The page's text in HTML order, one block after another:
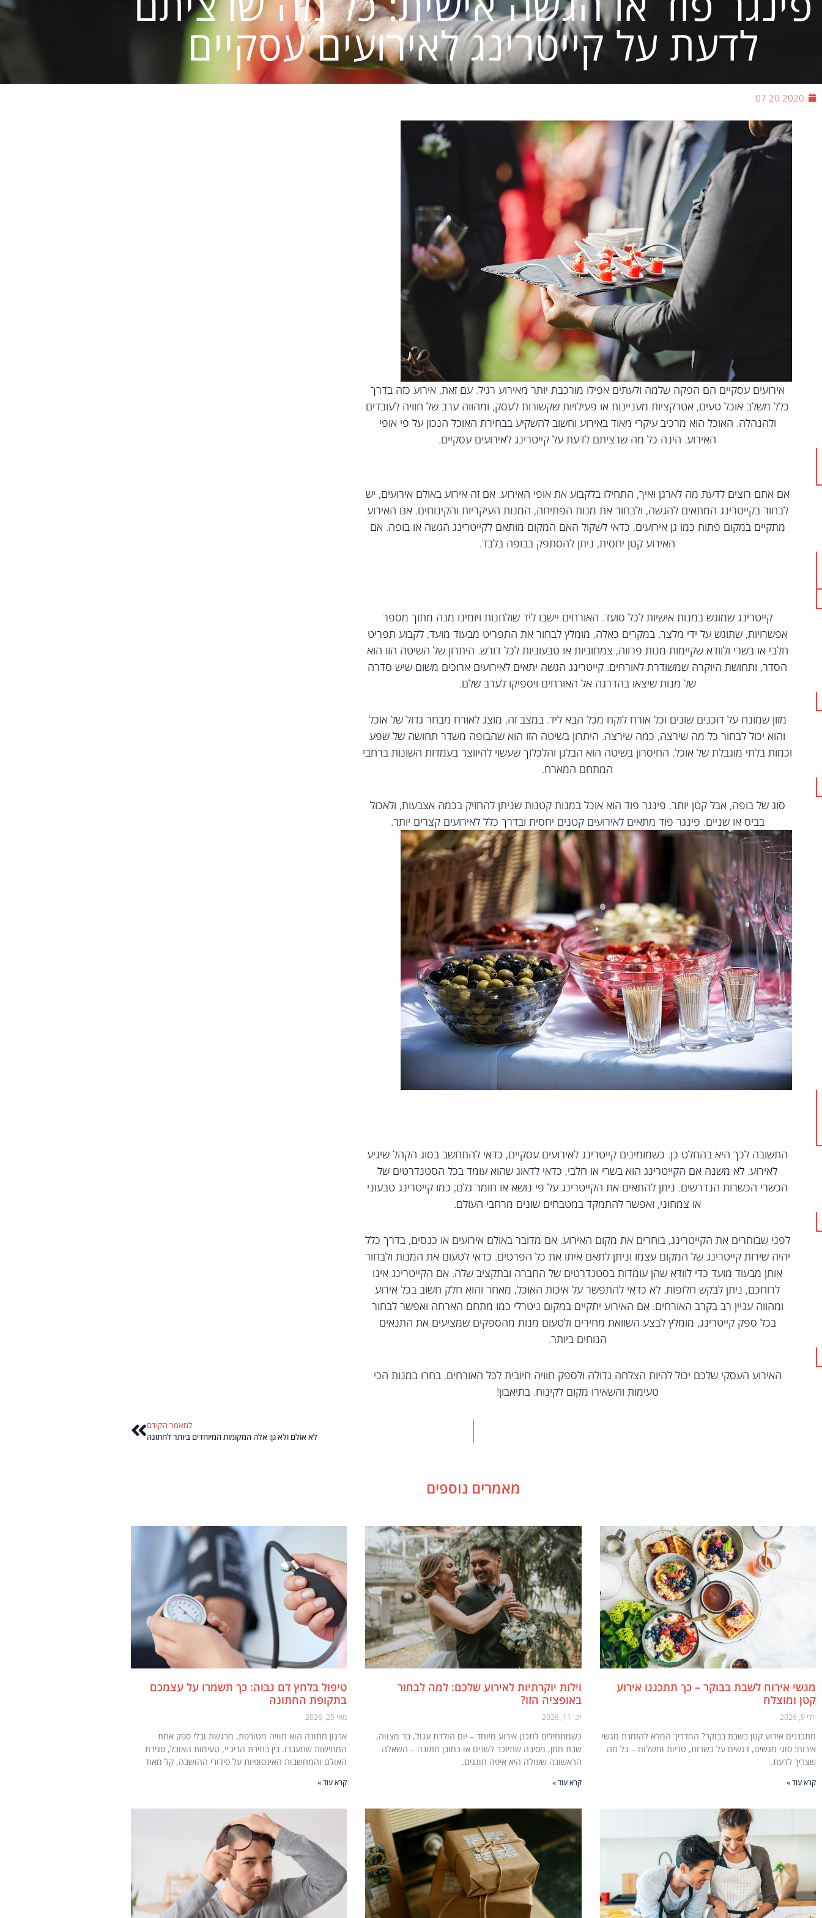
לדעת על קייטרינג לאירועים עסקיים
2020 20 07
אירועים עסקיים הם הפקה שלמה ולעתים אפילו מורכבת יותר מאירוע רגיל. עם זאת, אירוע כזה בדרך
כלל משלב אוכל טעים, אטרקציות מעניינות או פעילויות שקשורות לעסק, ומהווה ערב של חוויה לעובדים
ולהנהלה. האוכל הוא מרכיב עיקרי מאוד באירוע וחשוב להשקיע בבחירת האוכל הנכון על פי אופי
האירוע. הינה כל מה שרציתם לדעת על קייטרינג לאירועים עסקיים.
אם אתם רוצים לדעת מה לארגן ואיך, התחילו בלקבוע את אופי האירוע. אם זה אירוע באולם אירועים, יש
לבחור בקייטרינג המתאים להגשה, ולבחור את מנות הפתיחה, המנות העיקריות והקינוחים. אם האירוע
מתקיים במקום פתוח כמו גן אירועים, כדאי לשקול האם המקום מותאם לקייטרינג הגשה או בופה. אם
האירוע קטן יחסית, ניתן להסתפק בבופה בלבד.
קייטרינג שמוגש במנות אישיות לכל סועד. האורחים יישבו ליד שולחנות ויזמינו מנה מתוך מספר
אפשרויות, שתוגש על ידי מלצר. במקרים כאלה, מומלץ לבחור את התפריט מבעוד מועד, לקבוע תפריט
חלבי או בשרי ולוודא שקיימות מנות פרווה, צמחוניות או טבעוניות לכל דורש. היתרון של השיטה הזו הוא
הסדר, ותחושת היוקרה שמשודרת לאורחים. קייטרינג הגשה יתאים לאירועים ארוכים משום שיש סדרה
של מנות שיצאו בהדרגה אל האורחים ויספיקו לערב שלם.
מזון שמונח על דוכנים שונים וכל אורח לוקח מכל הבא ליד. במצב זה, מוצג לאורח מבחר גדול של אוכל
והוא יכול לבחור כל מה שירצה, כמה שירצה. היתרון בשיטה הזו הוא שהבופה משדר תחושה של שפע
וכמות בלתי מוגבלת של אוכל. החיסרון בשיטה הוא הבלגן והלכלוך שעשוי להיווצר בעמדות השונות ברחבי
המתחם המארח.
סוג של בופה, אבל קטן יותר. פינגר פוד הוא אוכל במנות קטנות שניתן להחזיק בכמה אצבעות, ולאכול
בביס או שניים. פינגר פוד מתאים לאירועים קטנים יחסית ובדרך כלל לאירועים קצרים יותר.
התשובה לכך היא בהחלט כן. כשמזמינים קייטרינג לאירועים עסקיים, כדאי להתחשב בסוג הקהל שיגיע
לאירוע. לא משנה אם הקייטרינג הוא בשרי או חלבי, כדאי לדאוג שהוא עומד בכל הסטנדרטים של
הכשרי הכשרות הנדרשים. ניתן להתאים את הקייטרינג על פי נושא או חומר גלם, כמו קייטרינג טבעוני
או צמחוני, ואפשר להתמקד במטבחים שונים מרחבי העולם.
לפני שבוחרים את הקייטרינג, בוחרים את מקום האירוע. אם מדובר באולם אירועים או כנסים, בדרך כלל
יהיה שירות קייטרינג של המקום עצמו וניתן לתאם איתו את כל הפרטים. כדאי לטעום את המנות ולבחור
אותן מבעוד מועד כדי לוודא שהן עומדות בסטנדרטים של החברה ובתקציב שלה. אם הקייטרינג אינו
לרוחכם, ניתן לבקש חלופות. לא כדאי להתפשר על איכות האוכל, מאחר והוא חלק חשוב בכל אירוע
ומהווה עניין רב בקרב האורחים. אם האירוע יתקיים במקום ניטרלי כמו מתחם הארחה ואפשר לבחור
בכל ספק קייטרינג, מומלץ לבצע השוואת מחירים ולטעום מנות מהספקים שמציעים את התנאים
הנוחים ביותר.
האירוע העסקי שלכם יכול להיות הצלחה גדולה ולספק חוויה חיובית לכל האורחים. בחרו במנות הכי
טעימות והשאירו מקום לקינוח. בתיאבון!
למאמר הקודם
לא אולם ולא גן: אלה המקומות המיוחדים ביותר לחתונה
מאמרים נוספים
מגשי אירוח לשבת בבוקר – כך תתכננו אירוע
קטן ומוצלח
יולי 9, 2026
מתכננים אירוע קטן בשבת בבוקר? המדריך המלא להזמנת מגשי
אירוח: סוגי מגשים, דגשים על כשרות, טריות ומשלוח – כל מה
שצריך לדעת.
קרא עוד »
וילות יוקרתיות לאירוע שלכם: למה לבחור
באופציה הזו?
יוני 11, 2026
כשמתחילים לתכנן אירוע מיוחד – יום הולדת עגול, בר מצווה,
שבת חתן, מסיבה שתיזכר לשנים או כמובן חתונה – השאלה
הראשונה שעולה היא איפה חוגגים.
קרא עוד »
טיפול בלחץ דם גבוה: כך תשמרו על עצמכם
בתקופת החתונה
מאי 25, 2026
ארגון חתונה הוא חוויה מטורפת, מרגשת ובלי ספק אחת
המתישות שתעברו. בין בחירת הדיג'יי, טעימות האוכל, סגירת
האולם והמחשבות האינסופיות על סידורי ההושבה, קל מאוד
קרא עוד »